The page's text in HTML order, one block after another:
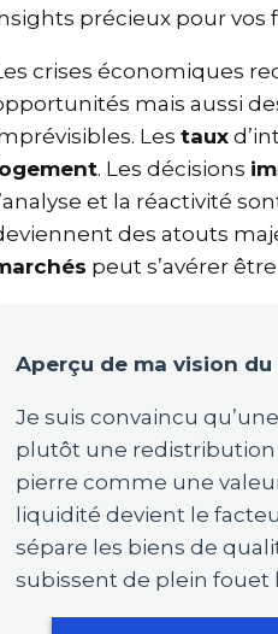
insights précieux pour
Les crises économiques
opportunités mais aussi
imprévisibles. Lestaux
logement . Les décisions
l’analyse et la réactivité
deviennent des atouts
marchéspeut s’avérer
Aperçu de ma vision
Je suis convaincu
plutôt une redistribution
pierre comme une
liquidité devient le
sépare les biens de
subissent de plein